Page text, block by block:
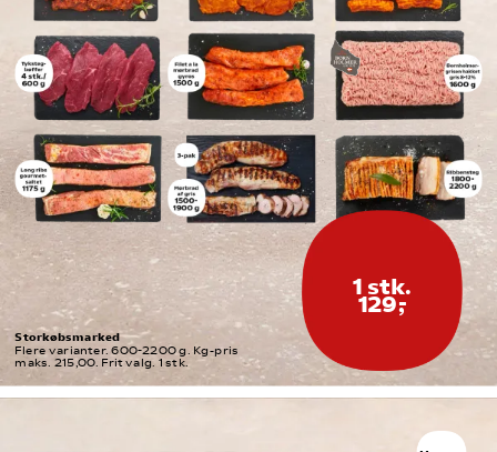
1 stk.
129,-
Storkøbsmarked
Flere varianter. 600-2200 g. Kg-pris
maks. 215,00. Frit valg. 1 stk.